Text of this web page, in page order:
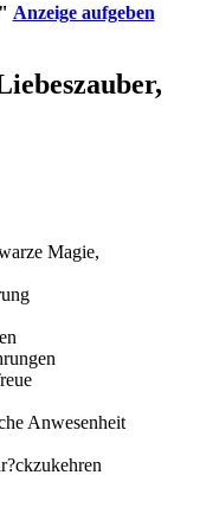
Anzeige aufgeben
Magie,
Anwesenheit